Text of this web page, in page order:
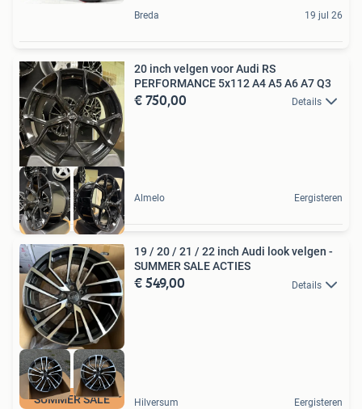
Breda 19 jul 26
20 inch velgen voor Audi RS
PERFORMANCE 5x112 A4 A5 A6 A7 Q3
€ 750,00 Details
Almelo Eergisteren
SUMMER SALE
19 / 20 / 21 / 22 inch Audi look velgen -
SUMMER SALE ACTIES
€ 549,00 Details
Hilversum Eergisteren